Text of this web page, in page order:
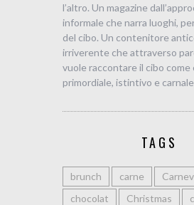
l’altro. Un magazine
informale che narra luoghi,
del cibo. Un contenitore
irriverente che attraverso
vuole raccontare il cibo come
primordiale, istintivo e
TAGS
brunch carne
chocolat
Christmas